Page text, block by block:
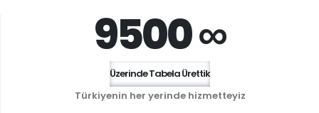
9500 ∞
Üzerinde Tabela Ürettik
Türkiyenin her yerinde hizmetteyiz